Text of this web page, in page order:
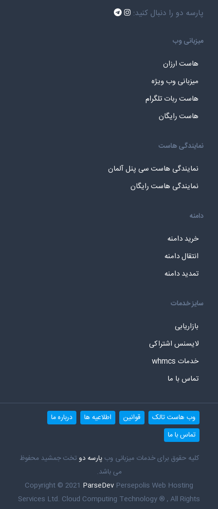
پارسه دو را دنبال کنید:
میزبانی وب
هاست ارزان
میزبانی وب ویژه
هاست ربات تلگرام
هاست رایگان
نمایندگی هاست
نمایندگی هاست سی پنل آلمان
نمایندگی هاست رایگان
دامنه
خرید دامنه
انتقال دامنه
تمدید دامنه
سایز خدمات
بازاریابی
لایسنس اشتراکی
خدمات whmcs
تماس با ما
وب هاست تالک قوانین اطلاعیه ها
درباره ما
تماس با ما
کلیه حقوق برای خدمات میزبانی وبپارسه دو تخت جمشید محفوظ
می باشد.
Copyright © 2021 ParseDev Persepolis Web Hosting
Services Ltd. Cloud Computing Technology ® , All Rights